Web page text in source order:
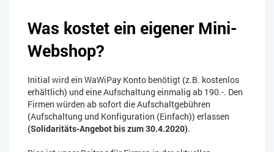
Was kostet ein eigener Mini-
Webshop?
Initial wird ein WaWiPay Konto benötigt (z.B. kostenlos
erhältlich) und eine Aufschaltung einmalig ab 190.-. Den
Firmen würden ab sofort die Aufschaltgebühren
(Aufschaltung und Konfiguration (Einfach)) erlassen
(Solidaritäts-Angebot bis zum 30.4.2020).